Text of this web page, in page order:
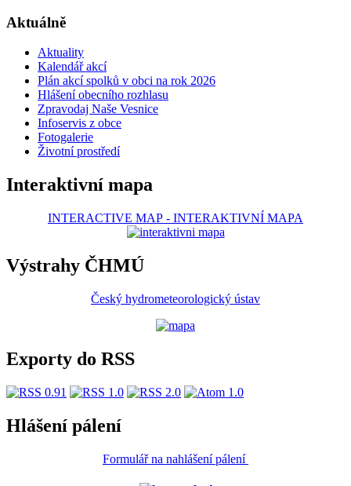
Aktuálně
Aktuality
Kalendář akcí
Plán akcí spolků v obci na rok 2026
Hlášení obecního rozhlasu
Zpravodaj Naše Vesnice
Infoservis z obce
Fotogalerie
Životní prostředí
Interaktivní mapa
INTERACTIVE MAP - INTERAKTIVNÍ MAPA
Výstrahy ČHMÚ
Český hydrometeorologický ústav
Exporty do RSS
Hlášení pálení
Formulář na nahlášení pálení